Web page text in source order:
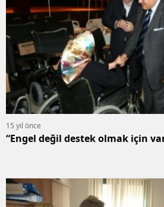
15 yıl önce
“Engel değil destek olmak için